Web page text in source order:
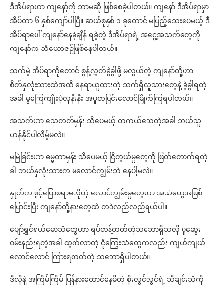
ဒီအိပ်ရာဟာ ကျနော့်ကို ဘာမဆို ဖြစ်စေခဲ့ပါတယ်။ ကျနော် ဒီအိပ်ရာမှာ
အိပ်တာ ၆ နှစ်ကျော်ပါပြီ။ ဆယ်စုနှစ် ၁ ခုတောင် မပြည့်သေးပေမယ့် ဒီ
အိပ်ရာပေါ် ကျနော်နေခဲ့ချိန် ရခဲ့တဲ့ ဒီအိပ်ရာရဲ့ အငွေ့အသက်တွေကို
ကျနော်က သံယောဇဉ်ဖြစ်နေပါတယ်။
သက်မဲ့ အိပ်ရာကိုတောင် စွန့်လွှတ်ခွဲခွါဖို့ မလွယ်တဲ့ ကျနော်တို့ဟာ
စိတ်နှလုံးသားထဲအထိ နေရာယူထားတဲ့ သက်ရှိလူသားတွေနဲ့ ခွဲခွါရတဲ့
အခါ မွကြေကျိုးပဲ့လုနီးနီး အပူတပြင်းလောင်မြိုက်ကြရပါတယ်။
အသက်ဟာ သေတတ်မှန်း သိပေမယ့် တကယ်သေတဲ့အခါ ဘယ်သူ
ဟန်နိုင်ပါလိမ့်မလဲ။
မမြဲခြင်းဟာ ဓမ္မတာမှန်း သိပေမယ့် ငြိတွယ်မှုတွေကို ဖြတ်တောက်ရတဲ့
ခါ ဘယ်နှလုံးသားက မလောင်ကျွမ်းဘဲ နေပါ့မလဲ။
နှုတ်က ဖွင့်ပြောစရာမလိုတဲ့ လောင်ကျွမ်းမှုတွေဟာ အသံတွေအဖြစ်
ပြောင်းပြီး ကျနော်တို့နားတွေထဲ တဝဲလည်လည်ရယ်ပါ။
ပျော်ရွှင်ရယ်မောသံတွေဟာ ရပ်တန့်တတ်တဲ့သဘောရှိသလို ပူဆွေး
ဝမ်းနည်းရတဲ့အခါ ထွက်လာတဲ့ ငိုကြွေးသံတွေကလည်း ကျယ်ကျယ်
လောင်လောင် ကြားရတတ်တဲ့ သဘောရှိပါတယ်။
ဒီလိုနဲ့ အကြိမ်ကြိမ် ပြန်နားထောင်နေမိတဲ့ စိုးလွင်လွင်ရဲ့ သီချင်းသံကို